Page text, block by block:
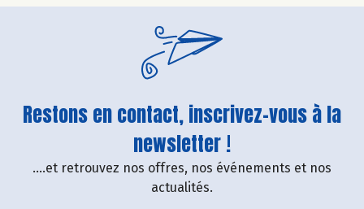
Restons en contact, inscrivez-vous à la
newsletter !
....et retrouvez nos offres, nos événements et nos
actualités.